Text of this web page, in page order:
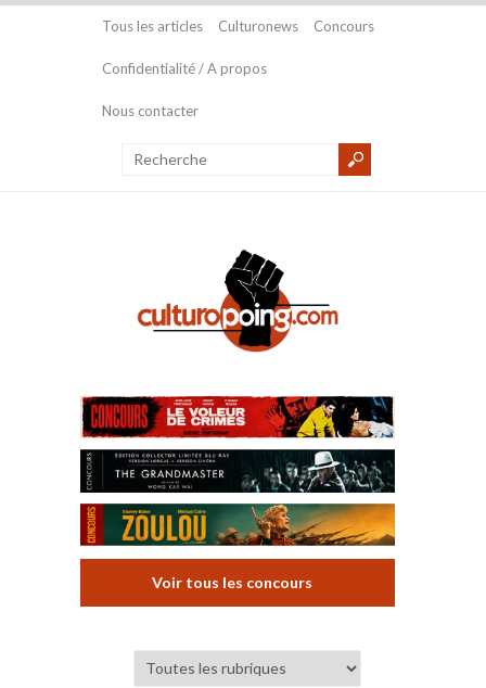
Tous les articles Culturonews Concours
Confidentialité / A propos
Nous contacter
Voir tous les concours